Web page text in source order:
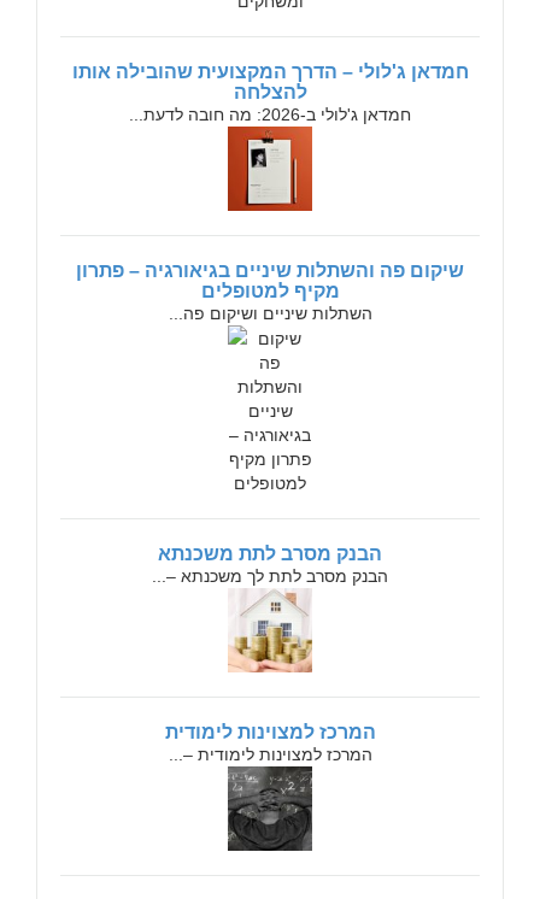
חמדאן ג'לולי – הדרך המקצועית שהובילה אותו
להצלחה
חמדאן ג'לולי ב-2026: מה חובה לדעת...
שיקום פה והשתלות שיניים בגיאורגיה – פתרון
מקיף למטופלים
השתלות שיניים ושיקום פה...
הבנק מסרב לתת משכנתא
הבנק מסרב לתת לך משכנתא –...
המרכז למצוינות לימודית
המרכז למצוינות לימודית –...